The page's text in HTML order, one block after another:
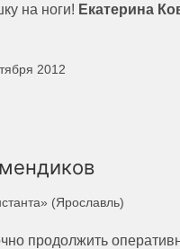
на ноги! Екатерина
2012
(Ярославль)
продолжить